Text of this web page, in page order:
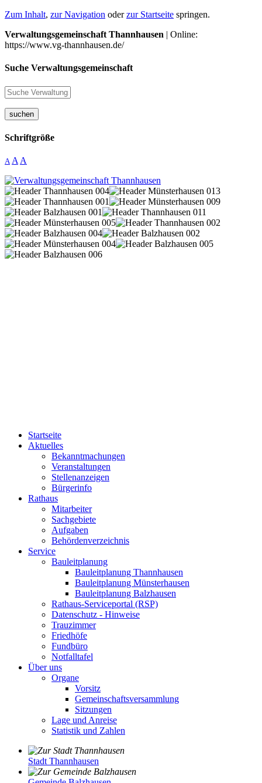
Zum Inhalt, zur Navigation oderzur Startseite springen.
Verwaltungsgemeinschaft Thannhausen | Online:
https://www.vg-thannhausen.de/
Suche Verwaltungsgemeinschaft
suchen
Schriftgröße
A A A
Startseite
Aktuelles
Bekanntmachungen
Veranstaltungen
Stellenanzeigen
Bürgerinfo
Rathaus
Mitarbeiter
Sachgebiete
Aufgaben
Behördenverzeichnis
Service
Bauleitplanung
Bauleitplanung Thannhausen
Bauleitplanung Münsterhausen
Bauleitplanung Balzhausen
Rathaus-Serviceportal (RSP)
Datenschutz - Hinweise
Trauzimmer
Friedhöfe
Fundbüro
Notfalltafel
Über uns
Organe
Vorsitz
Gemeinschaftsversammlung
Sitzungen
Lage und Anreise
Statistik und Zahlen
Stadt Thannhausen